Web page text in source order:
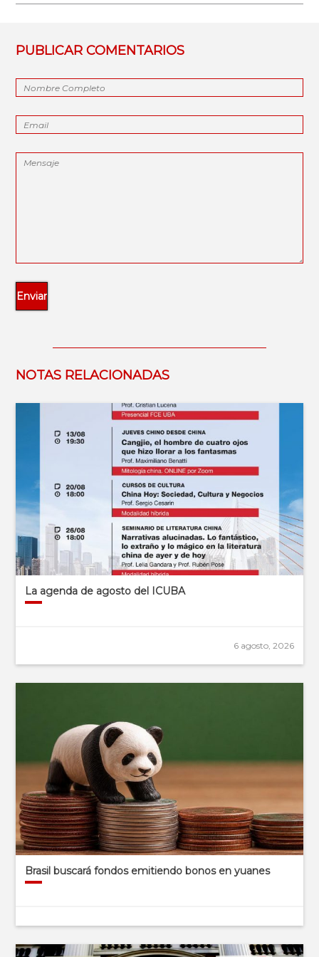
PUBLICAR COMENTARIOS
NOTAS RELACIONADAS
La agenda de agosto del ICUBA
6 agosto, 2026
Brasil buscará fondos emitiendo bonos en yuanes